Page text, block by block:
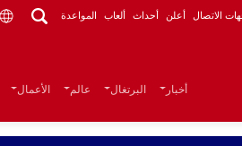
الاتصال أعلن أحداث ألعاب المواعدة
أخبار البرتغال عالم الأعمال